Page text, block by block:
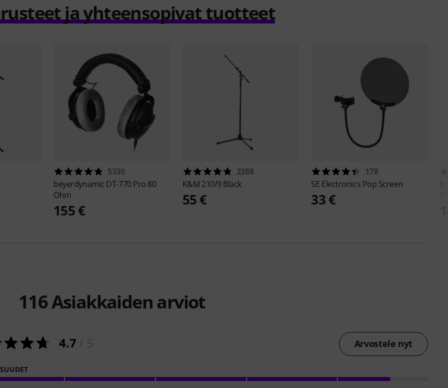
ja yhteensopivat tuotteet
5330
beyerdynamic DT-770 Pro 80
Ohm
155 €
2388
K&M 210/9 Black
55 €
178
SE Electronics Pop Screen
33 €
116Asiakkaiden arviot
4.7 Arvostele nyt